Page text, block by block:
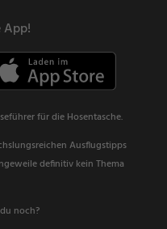
App!
für die Hosentasche.
Ausflugstipps
definitiv kein Thema
noch?